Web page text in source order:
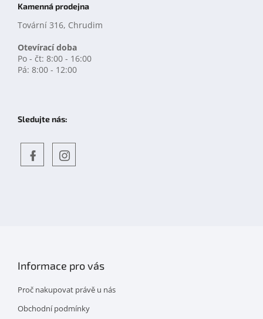
Kamenná prodejna
Tovární 316, Chrudim
Otevírací doba
Po - čt: 8:00 - 16:00
Pá: 8:00 - 12:00
Sledujte nás:
Informace pro vás
Proč nakupovat právě u nás
Obchodní podmínky